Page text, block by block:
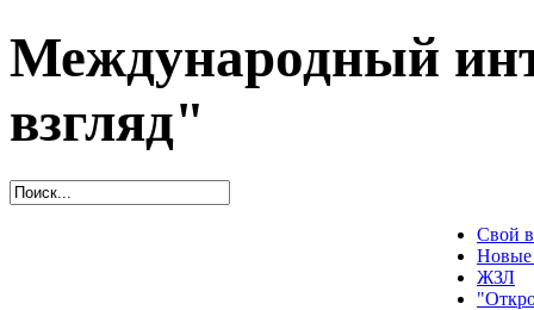
Международный
взгляд"
Свой
Новые
ЖЗЛ